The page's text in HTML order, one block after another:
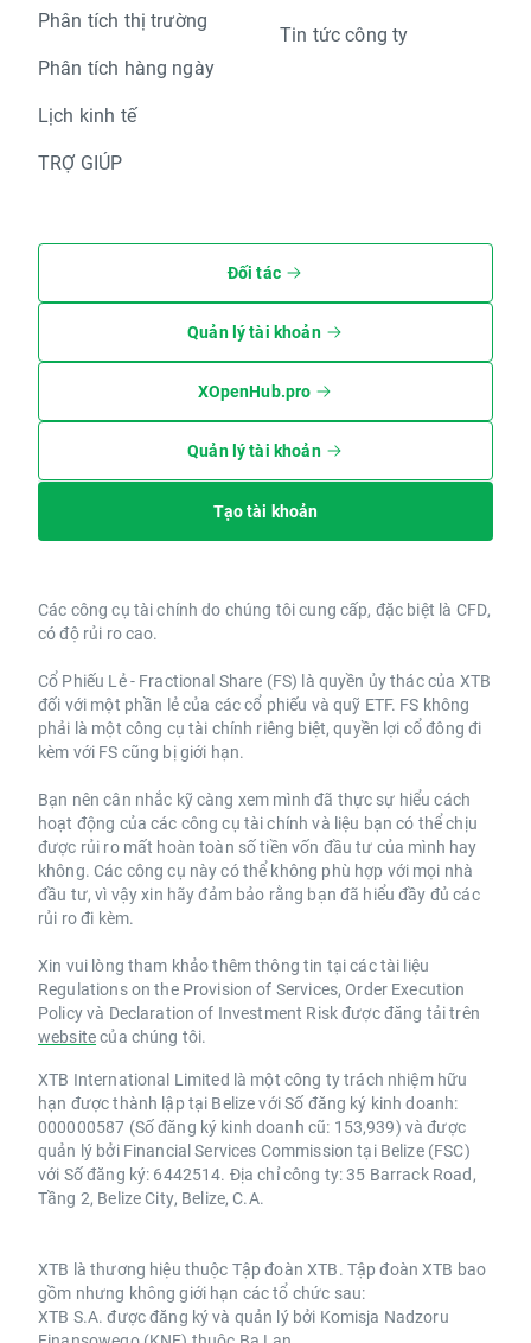
Phân tích thị trường
Phân tích hàng ngày
Lịch kinh tế
TRỢ GIÚP
Tin tức công ty
Đối tác
Quản lý tài khoản
XOpenHub.pro
Quản lý tài khoản
Tạo tài khoản
Các công cụ tài chính do chúng tôi cung cấp, đặc biệt là CFD,
có độ rủi ro cao.
Cổ Phiếu Lẻ - Fractional Share (FS) là quyền ủy thác của XTB
đối với một phần lẻ của các cổ phiếu và quỹ ETF. FS không
phải là một công cụ tài chính riêng biệt, quyền lợi cổ đông đi
kèm với FS cũng bị giới hạn.
Bạn nên cân nhắc kỹ càng xem mình đã thực sự hiểu cách
hoạt động của các công cụ tài chính và liệu bạn có thể chịu
được rủi ro mất hoàn toàn số tiền vốn đầu tư của mình hay
không. Các công cụ này có thể không phù hợp với mọi nhà
đầu tư, vì vậy xin hãy đảm bảo rằng bạn đã hiểu đầy đủ các
rủi ro đi kèm.
Xin vui lòng tham khảo thêm thông tin tại các tài liệu
Regulations on the Provision of Services, Order Execution
Policy và Declaration of Investment Risk được đăng tải trên
websitecủa chúng tôi.
XTB International Limited là một công ty trách nhiệm hữu
hạn được thành lập tại Belize với Số đăng ký kinh doanh:
000000587 (Số đăng ký kinh doanh cũ: 153,939) và được
quản lý bởi Financial Services Commission tại Belize (FSC)
với Số đăng ký: 6442514. Địa chỉ công ty: 35 Barrack Road,
Tầng 2, Belize City, Belize, C.A.
XTB là thương hiệu thuộc Tập đoàn XTB. Tập đoàn XTB bao
gồm nhưng không giới hạn các tổ chức sau:
XTB S.A. được đăng ký và quản lý bởi Komisja Nadzoru